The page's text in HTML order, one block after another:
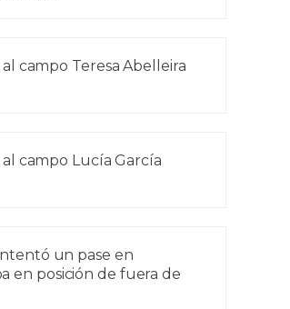
campo Teresa Abelleira
campo Lucía García
un pase en
en posición de fuera de